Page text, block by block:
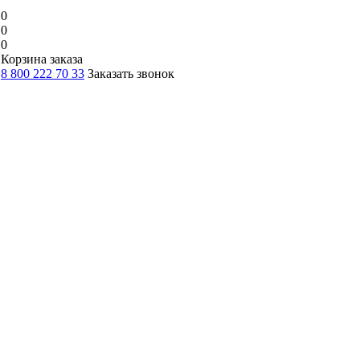
0
0
0
Корзина заказа
8 800 222 70 33 Заказать звонок